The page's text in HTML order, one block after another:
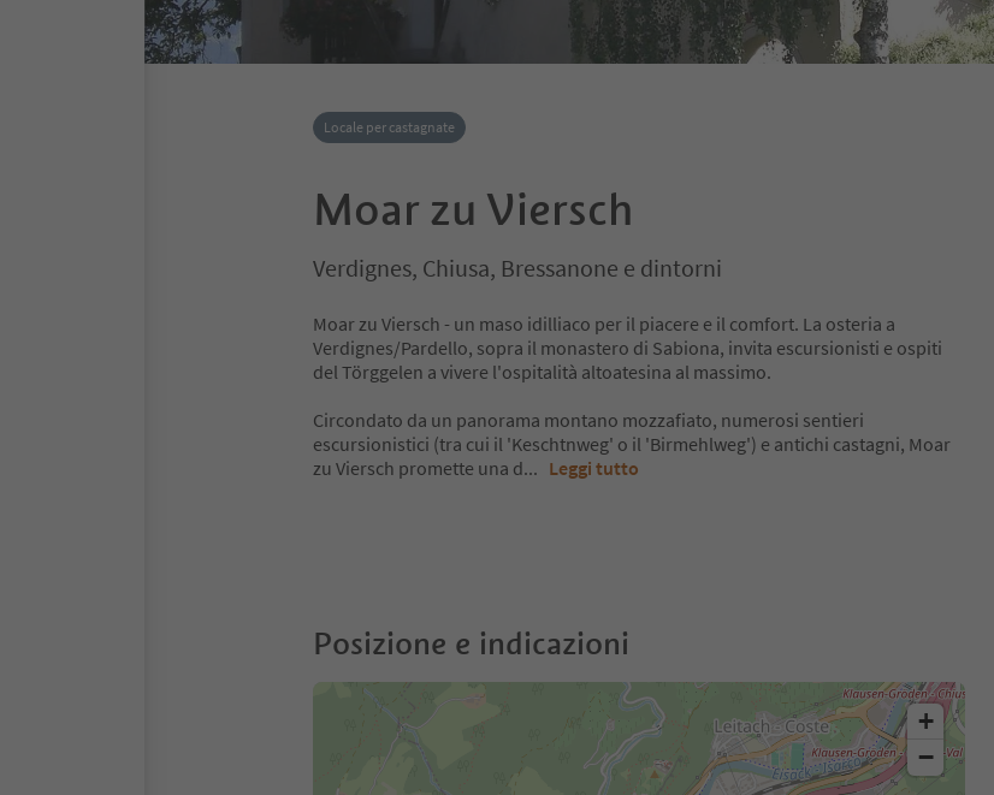
Locale per castagnate
Moar zu Viersch
Verdignes, Chiusa, Bressanone e dintorni
Moar zu Viersch - un maso idilliaco per il piacere e il comfort. La osteria a
Verdignes/Pardello, sopra il monastero di Sabiona, invita escursionisti e ospiti
del Törggelen a vivere l'ospitalità altoatesina al massimo.
Circondato da un panorama montano mozzafiato, numerosi sentieri
escursionistici (tra cui il 'Keschtnweg' o il 'Birmehlweg') e antichi castagni, Moar
zu Viersch promette una d... Leggi tutto
Posizione e indicazioni
+
−